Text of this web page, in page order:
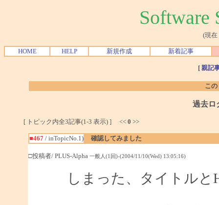
Software
(現在
HOME HELP 新規作成 新着記事
[ 親記
こ
過去ロ
[ トピック内全3記事(1-3 表示) ] << 0 >>
■467/ inTopicNo.1) 確認してみました
□投稿者/ PLUS-Alpha 一般人(1回)-(2004/11/10(Wed) 13:05:16)
しまった、タイトル